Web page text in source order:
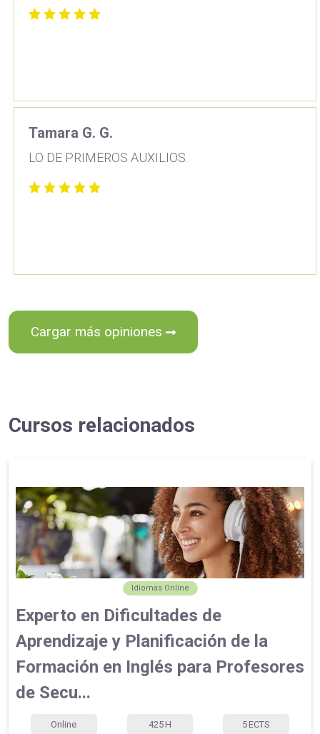
Tamara G. G.
LO DE PRIMEROS AUXILIOS.
Cargar más opiniones
Cursos relacionados
Idiomas Online
Experto en Dificultades de
Aprendizaje y Planificación de la
Formación en Inglés para Profesores
de Secu...
Online 425 H 5 ECTS